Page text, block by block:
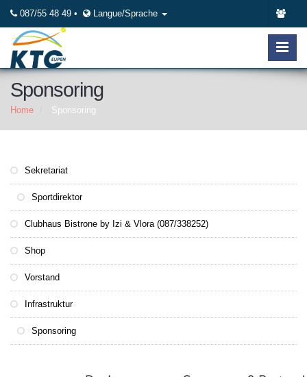
087/55 48 49 • Langue/Sprache
Sponsoring
Home Sponsoring
Sekretariat
Sportdirektor
Clubhaus Bistrone by Izi & Vlora (087/338252)
Shop
Vorstand
Infrastruktur
Sponsoring